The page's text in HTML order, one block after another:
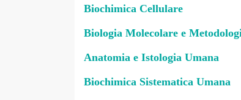
Biochimica Cellulare
Biologia Molecolare e
Anatomia e Istologia Umana
Biochimica Sistematica Umana